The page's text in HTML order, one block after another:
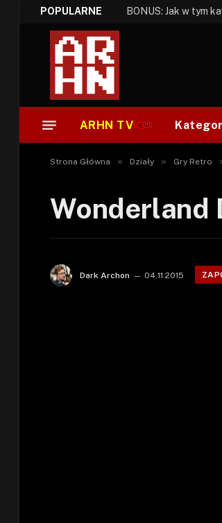
POPULARNE
ARHN TV
Strona Główna » Działy » Gry Retro
Wonderland
Dark Archon 04.11.2015